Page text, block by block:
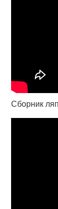
Сборник